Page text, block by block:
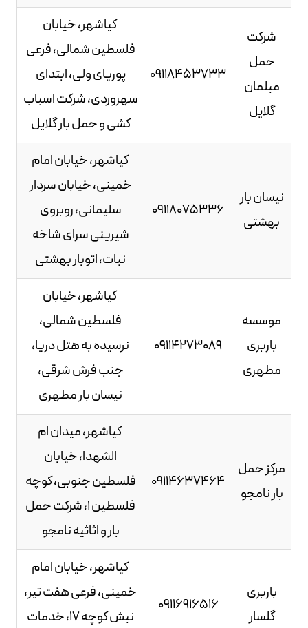
شرکت
حمل
مبلمان
گلایل
09118453733
کیاشهر، خیابان
فلسطین شمالی، فرعی
پوریای ولی، ابتدای
سهروردی، شرکت اسباب
کشی و حمل بار گلایل
نیسان بار
بهشتی
09118075336
کیاشهر، خیابان امام
خمینی، خیابان سردار
سلیمانی، روبروی
شیرینی سرای شاخه
نبات، اتوبار بهشتی
موسسه
باربری
مطهری
09114273089
کیاشهر، خیابان
فلسطین شمالی،
نرسیده به هتل دریا،
جنب فرش شرقی،
نیسان بار مطهری
مرکز حمل
بار نامجو
09114637464
کیاشهر، میدان ام
الشهدا، خیابان
فلسطین جنوبی، کوچه
فلسطین 1، شرکت حمل
بار و اثاثیه نامجو
باربری
گلسار
09116916516
کیاشهر، خیابان امام
خمینی، فرعی هفت تیر،
نبش کوچه 17، خدمات